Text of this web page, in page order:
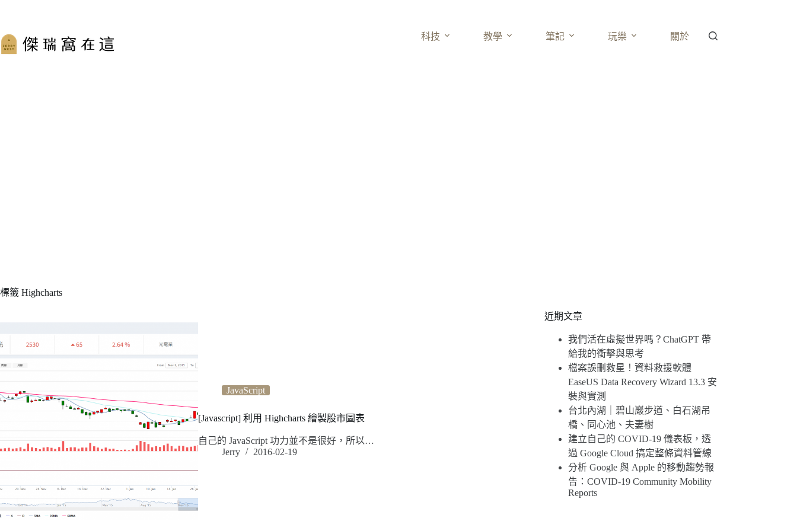
主
要
科技 教學 筆記 玩樂 關於
標籤 Highcharts
JavaScript
[Javascript] 利用 Highcharts 繪製股市圖表
自己的 JavaScript 功力並不是很好，所以…
Jerry
2016-02-19
近期文章
我們活在虛擬世界嗎？ChatGPT 帶
給我的衝擊與思考
檔案誤刪救星！資料救援軟體
EaseUS Data Recovery Wizard 13.3 安
裝與實測
台北內湖｜碧山巖步道、白石湖吊
橋、同心池、夫妻樹
建立自己的 COVID-19 儀表板，透
過 Google Cloud 搞定整條資料管線
分析 Google 與 Apple 的移動趨勢報
告：COVID-19 Community Mobility
Reports